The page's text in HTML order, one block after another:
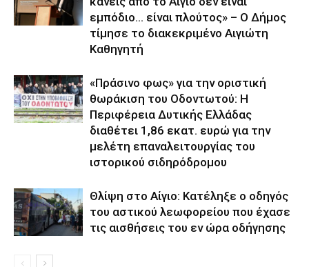
εμπόδιο… είναι πλούτος» – O Δήμος
τίμησε το διακεκριμένο Αιγιώτη
Καθηγητή
«Πράσινο φως» για την οριστική
θωράκιση του Οδοντωτού: Η
Περιφέρεια Δυτικής Ελλάδας
διαθέτει 1,86 εκατ. ευρώ για την
μελέτη επαναλειτουργίας του
ιστορικού σιδηρόδρομου
Θλίψη στο Αίγιο: Κατέληξε ο οδηγός
του αστικού λεωφορείου που έχασε
τις αισθήσεις του εν ώρα οδήγησης